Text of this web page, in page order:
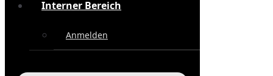
Interner Bereich
Anmelden